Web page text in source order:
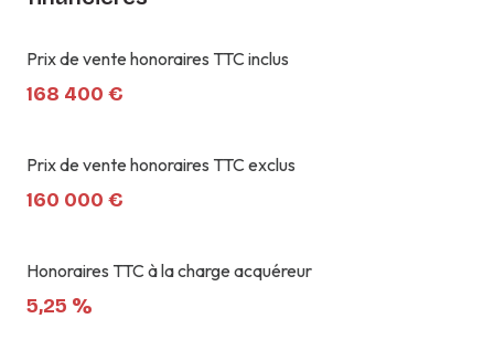
Prix de vente honoraires TTC inclus
168 400 €
Prix de vente honoraires TTC exclus
160 000 €
Honoraires TTC à la charge acquéreur
5,25 %